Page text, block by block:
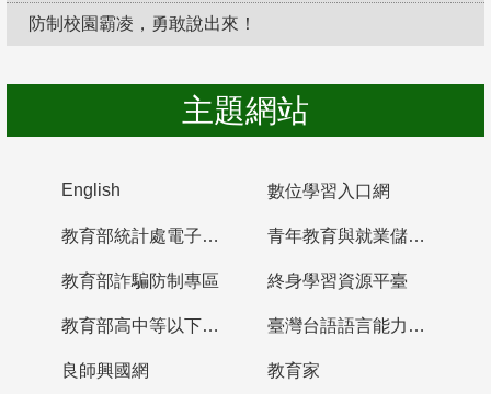
防制校園霸凌，勇敢說出來！
主題網站
English 數位學習入口網
教育部統計處電子書櫃 青年教育與就業儲蓄帳戶
教育部詐騙防制專區 終身學習資源平臺
教育部高中等以下學校及幼兒園教師資格檢定考試 臺灣台語語言能力認證網站
良師興國網
教育家